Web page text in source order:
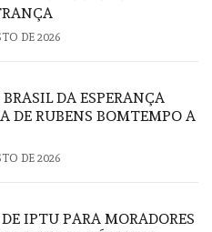
DE 2026
DA ESPERANÇA
DE RUBENS BOMTEMPO A
DE 2026
IPTU PARA MORADORES